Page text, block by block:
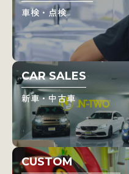
車検・点検
CAR SALES
新車・中古車
CUSTOM